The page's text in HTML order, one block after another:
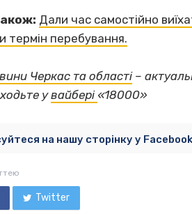
Дали час самостійно
термін перебування.
Черкас та області–
увайбері «18000»
на нашу сторінку у Facebook
Twitter